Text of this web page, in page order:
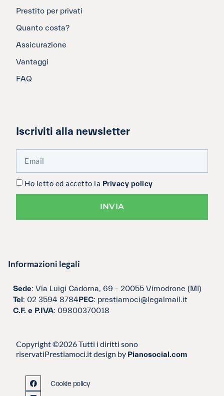
Prestito per privati
Quanto costa?
Assicurazione
Vantaggi
FAQ
Iscriviti alla newsletter
Ho letto ed accetto la Privacy policy
INVIA
Informazioni legali
Sede: Via Luigi Cadorna, 69 - 20055 Vimodrone (MI)
Tel: 02 3594 8784PEC: prestiamoci@legalmail.it
C.F. e P.IVA: 09800370018
Copyright ©2026 Tutti i diritti sono
riservatiPrestiamoci.it design by Pianosocial.com
Cookie policy